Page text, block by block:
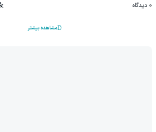
0 دیدگاه
مشاهده بیشتر